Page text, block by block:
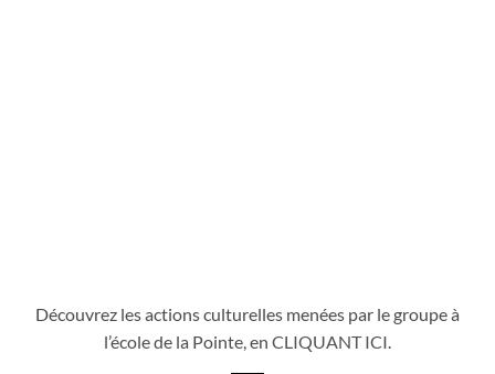
Découvrez les actions culturelles menées par le groupe à
l’école de la Pointe, en CLIQUANT ICI.